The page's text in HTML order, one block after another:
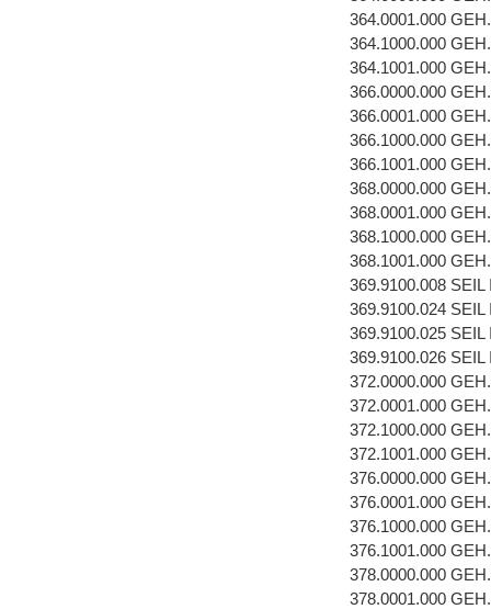
364.0001.000
364.1000.000
364.1001.000
366.0000.000
366.0001.000
366.1000.000
366.1001.000
368.0000.000
368.0001.000
368.1000.000
368.1001.000
369.9100.008
369.9100.024
369.9100.025
369.9100.026
372.0000.000
372.0001.000
372.1000.000
372.1001.000
376.0000.000
376.0001.000
376.1000.000
376.1001.000
378.0000.000
378.0001.000